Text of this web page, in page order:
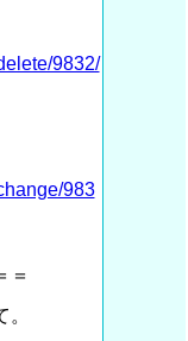
9832/
983
＝